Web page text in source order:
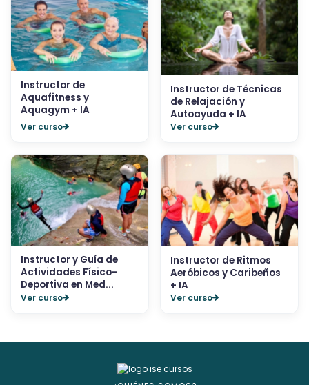
Instructor de
Aquafitness y
Aquagym + IA
Ver curso
Instructor de Técnicas
de Relajación y
Autoayuda + IA
Ver curso
Instructor y Guía de
Actividades Físico-
Deportiva en Med...
Ver curso
Instructor de Ritmos
Aeróbicos y Caribeños
+ IA
Ver curso